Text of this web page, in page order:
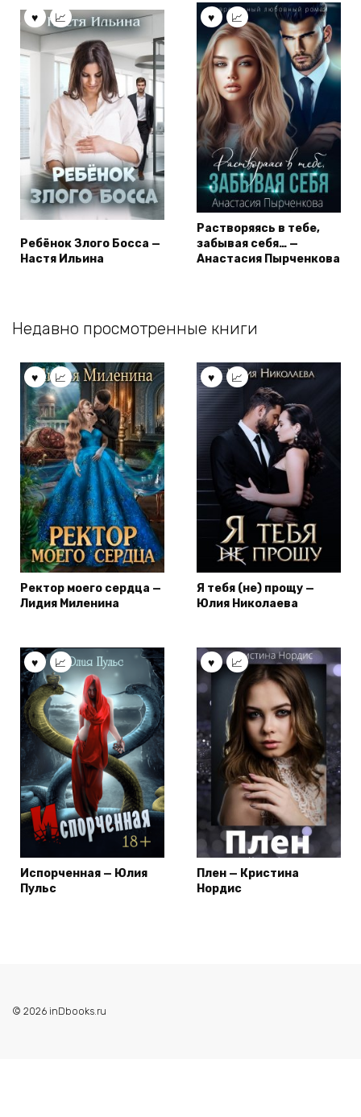
Ребёнок Злого Босса —
Настя Ильина
Растворяясь в тебе,
забывая себя… —
Анастасия Пырченкова
Недавно просмотренные книги
Ректор моего сердца —
Лидия Миленина
Я тебя (не) прощу —
Юлия Николаева
Испорченная — Юлия
Пульс
Плен — Кристина
Нордис
© 2026 inDbooks.ru